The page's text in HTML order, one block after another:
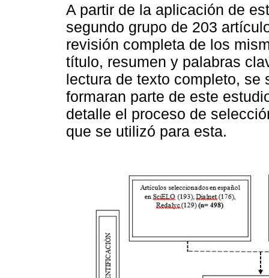
A partir de la aplicación de
segundo grupo de 203
revisión completa de los
título, resumen y palabras
lectura de texto completo, se
formaran parte de este
detalle el proceso de
que se utilizó para esta.